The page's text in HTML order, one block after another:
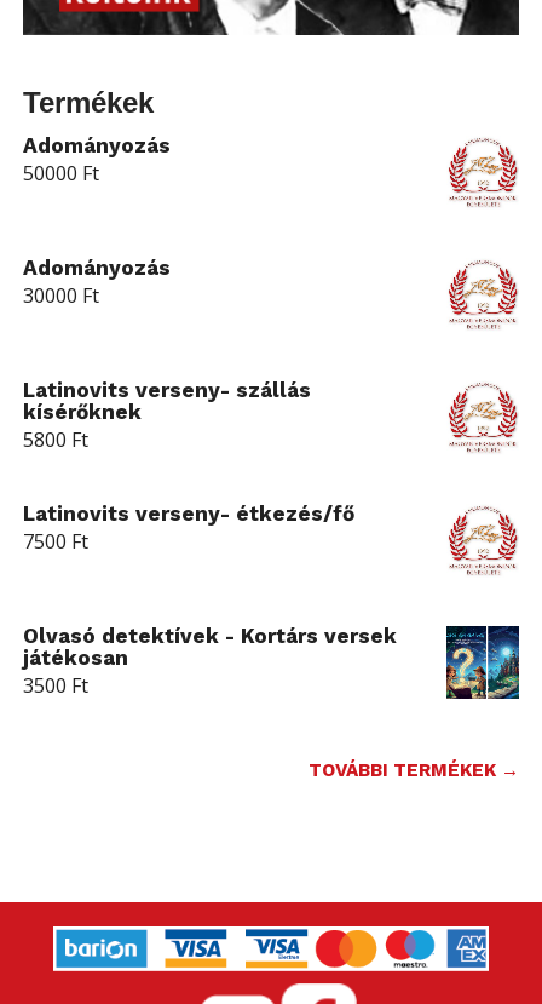
Termékek
Adományozás
50000 Ft
Adományozás
30000 Ft
Latinovits verseny- szállás
kísérőknek
5800 Ft
Latinovits verseny- étkezés/fő
7500 Ft
Olvasó detektívek - Kortárs versek
játékosan
3500 Ft
TOVÁBBI TERMÉKEK →